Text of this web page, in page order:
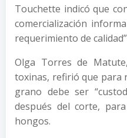
Touchette indicó que
comercialización
requerimiento de
Olga Torres de
toxinas, refirió que para
grano debe ser
después del corte,
hongos.